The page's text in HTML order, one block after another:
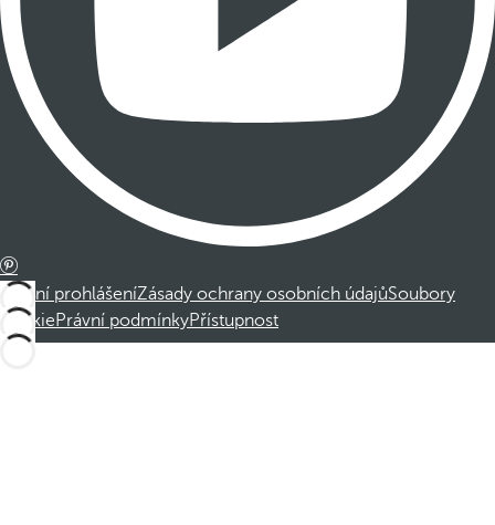
Právní prohlášeníZásady ochrany osobních údajůSoubory
cookiePrávní podmínkyPřístupnost